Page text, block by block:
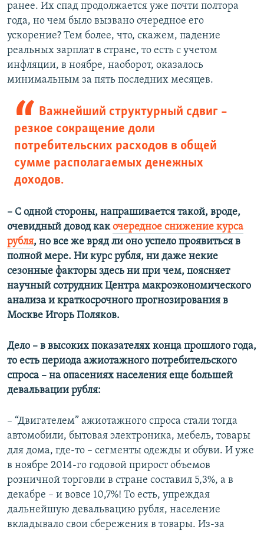
ранее. Их спад продолжается уже почти полтора
года, но чем было вызвано очередное его
ускорение? Тем более, что, скажем, падение
реальных зарплат в стране, то есть с учетом
инфляции, в ноябре, наоборот, оказалось
минимальным за пять последних месяцев.
Важнейший структурный сдвиг –
резкое сокращение доли
потребительских расходов в общей
сумме располагаемых денежных
доходов.
– С одной стороны, напрашивается такой, вроде,
очевидный довод какочередное снижение курса
рубля, но все же вряд ли оно успело проявиться в
полной мере. Ни курс рубля, ни даже некие
сезонные факторы здесь ни при чем, поясняет
научный сотрудник Центра макроэкономического
анализа и краткосрочного прогнозирования в
Москве Игорь Поляков.
Дело – в высоких показателях конца прошлого года,
то есть периода ажиотажного потребительского
спроса – на опасениях населения еще большей
девальвации рубля:
– “Двигателем” ажиотажного спроса стали тогда
автомобили, бытовая электроника, мебель, товары
для дома, где-то – сегменты одежды и обуви. И уже
в ноябре 2014-го годовой прирост объемов
розничной торговли в стране составил 5,3%, а в
декабре – и вовсе 10,7%! То есть, упреждая
дальнейшую девальвацию рубля, население
вкладывало свои сбережения в товары. Из-за